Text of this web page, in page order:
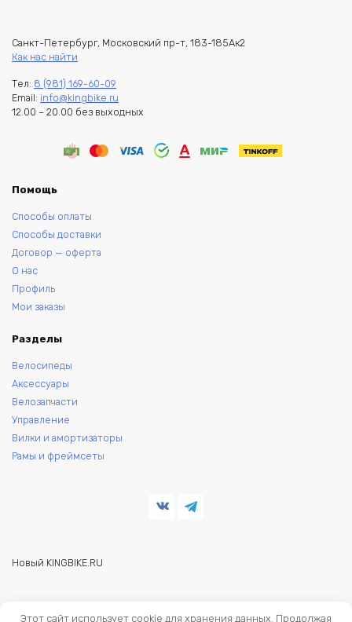
Санкт-Петербург, Московский пр-т, 183-185Ак2
Как нас найти
Тел: 8 (981) 169-60-09
Email: info@kingbike.ru
12.00 – 20.00 без выходных
Помощь
Способы оплаты
Способы доставки
Договор — оферта
О нас
Профиль
Мои заказы
Разделы
Велосипеды
Аксессуары
Велозапчасти
Управление
Вилки и амортизаторы
Рамы и фреймсеты
Новый KINGBIKE.RU
Этот сайт использует cookie для хранения данных. Продолжая